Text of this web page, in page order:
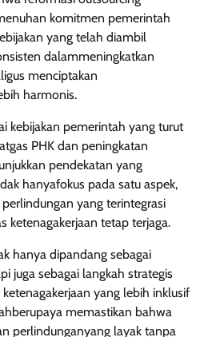
komitmen pemerintah
yang telah diambil
dalammeningkatkan
menciptakan
harmonis.
kebijakan pemerintah yang turut
PHK dan peningkatan
pendekatan yang
hanyafokus pada satu aspek,
yang terintegrasi
ketenagakerjaan tetap terjaga.
hanya dipandang sebagai
juga sebagai langkah strategis
yang lebih inklusif
memastikan bahwa
perlindunganyang layak tanpa